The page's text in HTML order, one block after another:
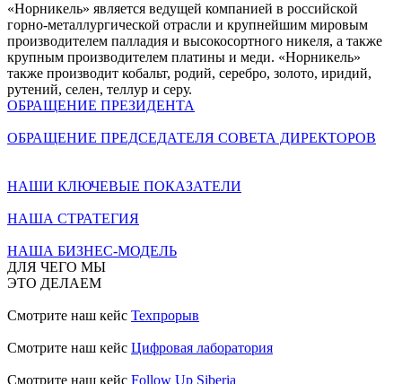
«Норникель» является ведущей компанией в российской
горно-металлургической отрасли и крупнейшим мировым
производителем палладия и высокосортного никеля, а также
крупным производителем платины и меди. «Норникель»
также производит кобальт, родий, серебро, золото, иридий,
рутений, селен, теллур и серу.
ОБРАЩЕНИЕ ПРЕЗИДЕНТА
ОБРАЩЕНИЕ ПРЕДСЕДАТЕЛЯ СОВЕТА ДИРЕКТОРОВ
НАШИ КЛЮЧЕВЫЕ ПОКАЗАТЕЛИ
НАША СТРАТЕГИЯ
НАША БИЗНЕС-МОДЕЛЬ
ДЛЯ ЧЕГО МЫ
ЭТО ДЕЛАЕМ
Смотрите наш кейс Техпрорыв
Смотрите наш кейс Цифровая лаборатория
Смотрите наш кейс Follow Up Siberia